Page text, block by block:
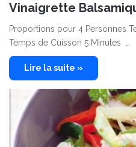
Vinaigrette
Proportions pour 4 Personnes
Temps de Cuisson 5 Minutes …
Lire la suite »